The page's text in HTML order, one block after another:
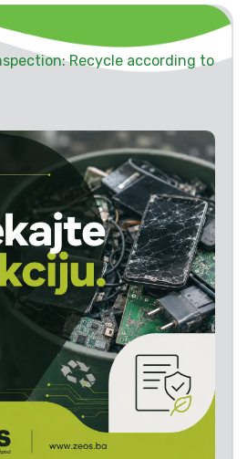
Recycle according to